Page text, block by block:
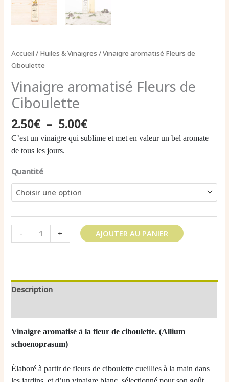
Accueil / Huiles & Vinaigres / Vinaigre aromatisé Fleurs de
Ciboulette
Vinaigre aromatisé Fleurs de
Ciboulette
2.50€ – 5.00€Plage
de
5.00€
C’est un vinaigre qui sublime et met en valeur un bel aromate
de tous les jours.
Quantité
-
quantité
de
de
+ AJOUTER AU PANIER
Description
Vinaigre aromatisé à la fleur de ciboulette. (Allium
schoenoprasum)
Élaboré à partir de fleurs de ciboulette cueillies à la main dans